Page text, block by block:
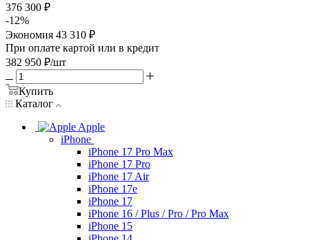
376 300 ₽
-12%
Экономия 43 310 ₽
При оплате картой или в кредит
382 950 ₽/шт
Купить
Каталог
Apple
iPhone
iPhone 17 Pro Max
iPhone 17 Pro
iPhone 17 Air
iPhone 17e
iPhone 17
iPhone 16 / Plus / Pro / Pro Max
iPhone 15